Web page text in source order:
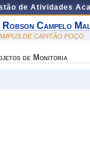
de Atividades
Robson Campelo
DE CAPITÃO POÇO
de Monitoria